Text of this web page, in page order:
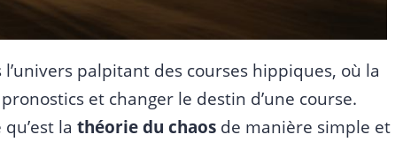
palpitant des courses hippiques, où la
et changer le destin d’une course.
la théorie du chaos de manière simple et